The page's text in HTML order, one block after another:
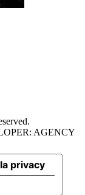
AGENCY
privacy